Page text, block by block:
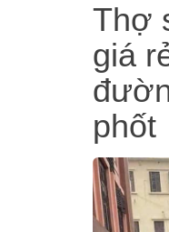
Thợ
giá
phốt